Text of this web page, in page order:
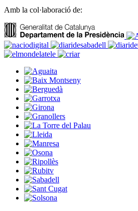
Amb la col·laboració de: